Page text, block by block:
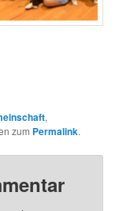
,
zum Permalink.